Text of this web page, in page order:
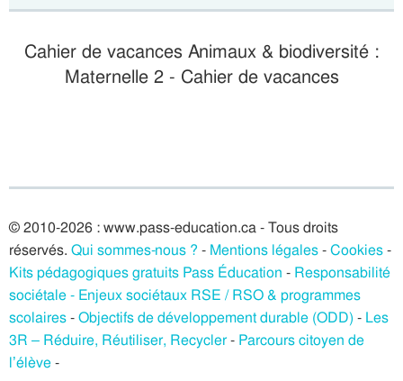
Cahier de vacances Animaux & biodiversité :
Maternelle 2 - Cahier de vacances
© 2010-2026 : www.pass-education.ca - Tous droits
réservés. Qui sommes-nous ? - Mentions légales-Cookies-
Kits pédagogiques gratuits Pass Éducation - Responsabilité
sociétale - Enjeux sociétaux RSE / RSO & programmes
scolaires-Objectifs de développement durable (ODD) - Les
3R – Réduire, Réutiliser, Recycler- Parcours citoyen de
l’élève-